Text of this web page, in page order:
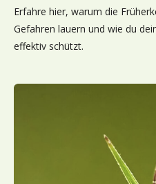
Erfahre hier, warum die
Gefahren lauern und wie du
effektiv schützt.